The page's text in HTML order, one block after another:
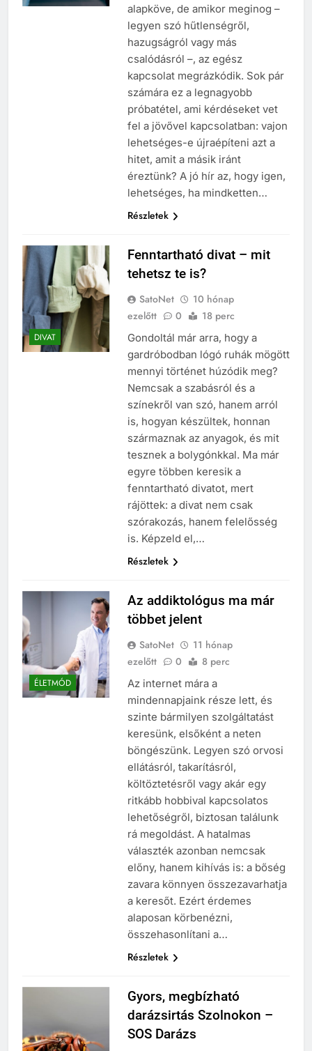
alapköve, de amikor meginog –
legyen szó hűtlenségről,
hazugságról vagy más
csalódásról –, az egész
kapcsolat megrázkódik. Sok pár
számára ez a legnagyobb
próbatétel, ami kérdéseket vet
fel a jövővel kapcsolatban: vajon
lehetséges-e újraépíteni azt a
hitet, amit a másik iránt
éreztünk? A jó hír az, hogy igen,
lehetséges, ha mindketten…
Részletek
DIVAT
Fenntartható divat – mit
tehetsz te is?
SatoNet
10 hónap
ezelőtt
0 18 perc
Gondoltál már arra, hogy a
gardróbodban lógó ruhák mögött
mennyi történet húzódik meg?
Nemcsak a szabásról és a
színekről van szó, hanem arról
is, hogyan készültek, honnan
származnak az anyagok, és mit
tesznek a bolygónkkal. Ma már
egyre többen keresik a
fenntartható divatot, mert
rájöttek: a divat nem csak
szórakozás, hanem felelősség
is. Képzeld el,…
Részletek
ÉLETMÓD
Az addiktológus ma már
többet jelent
SatoNet
11 hónap
ezelőtt
0 8 perc
Az internet mára a
mindennapjaink része lett, és
szinte bármilyen szolgáltatást
keresünk, elsőként a neten
böngészünk. Legyen szó orvosi
ellátásról, takarításról,
költöztetésről vagy akár egy
ritkább hobbival kapcsolatos
lehetőségről, biztosan találunk
rá megoldást. A hatalmas
választék azonban nemcsak
előny, hanem kihívás is: a bőség
zavara könnyen összezavarhatja
a keresőt. Ezért érdemes
alaposan körbenézni,
összehasonlítani a…
Részletek
Gyors, megbízható
darázsirtás Szolnokon –
SOS Darázs